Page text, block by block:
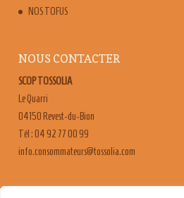
NOS TOFUS
NOUS CONTACTER
SCOP TOSSOLIA
Le Quarri
04150 Revest-du-Bion
Tél : 04 92 77 00 99
moc.ailossot@sruetammosnoc.ofni